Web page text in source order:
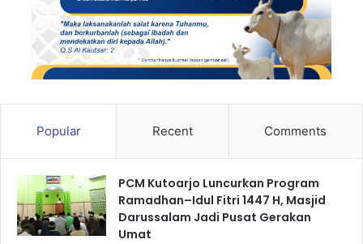
Popular Recent Comments
PCM Kutoarjo Luncurkan Program
Ramadhan–Idul Fitri 1447 H, Masjid
Darussalam Jadi Pusat Gerakan
Umat